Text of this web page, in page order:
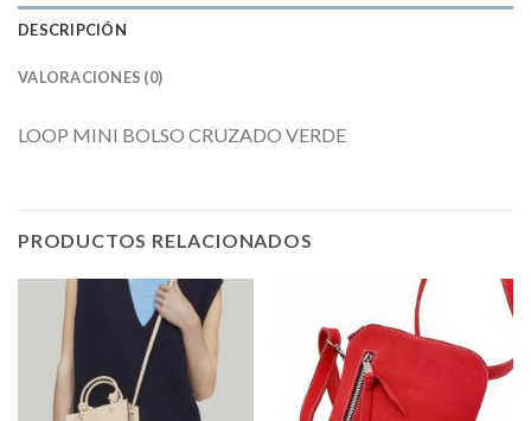
DESCRIPCIÓN
VALORACIONES (0)
LOOP MINI BOLSO CRUZADO VERDE
PRODUCTOS RELACIONADOS